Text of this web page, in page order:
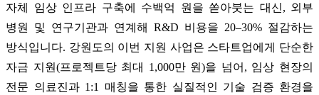
자체 임상 인프라 구축에 수백억 원을 쏟아붓는 대신, 외부
병원 및 연구기관과 연계해 R&D 비용을 20–30% 절감하는
방식입니다. 강원도의 이번 지원 사업은 스타트업에게 단순한
자금 지원(프로젝트당 최대 1,000만 원)을 넘어, 임상 현장의
전문 의료진과 1:1 매칭을 통한 실질적인 기술 검증 환경을